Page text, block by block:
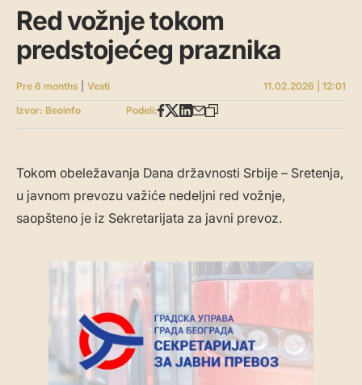
Red vožnje tokom
predstojećeg praznika
Pre 6 months Vesti
11.02.2026 | 12:01
Izvor: Beoinfo
Podeli:
Tokom obeležavanja Dana državnosti Srbije – Sretenja,
u javnom prevozu važiće nedeljni red vožnje,
saopšteno je iz Sekretarijata za javni prevoz.